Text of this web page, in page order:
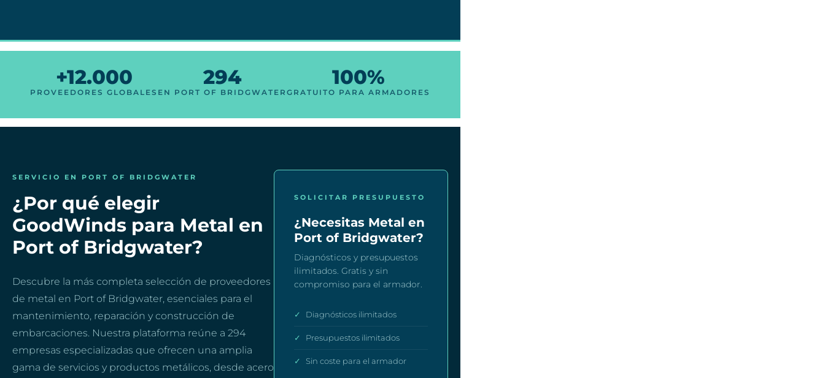
+12.000
PROVEEDORES GLOBALES
294
EN PORT OF BRIDGWATER
100%
GRATUITO PARA ARMADORES
SERVICIO EN PORT OF BRIDGWATER
¿Por qué elegir
GoodWinds para Metal en
Port of Bridgwater?
Descubre la más completa selección de proveedores
de metal en Port of Bridgwater, esenciales para el
mantenimiento, reparación y construcción de
embarcaciones. Nuestra plataforma reúne a 294
empresas especializadas que ofrecen una amplia
gama de servicios y productos metálicos, desde acero
SOLICITAR PRESUPUESTO
¿Necesitas Metal en
Port of Bridgwater?
Diagnósticos y presupuestos
ilimitados. Gratis y sin
compromiso para el armador.
✓ Diagnósticos ilimitados
✓ Presupuestos ilimitados
✓ Sin coste para el armador